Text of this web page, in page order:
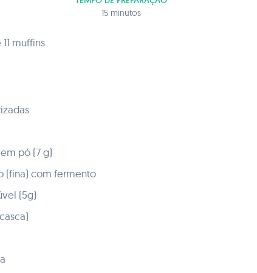
15 minutos
muffins.
pó (7 g)
(fina) com fermento
(5g)